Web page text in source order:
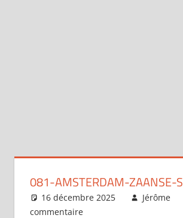
081-AMSTERDAM-ZAANSE-
16 décembre 2025 Jérôme
commentaire